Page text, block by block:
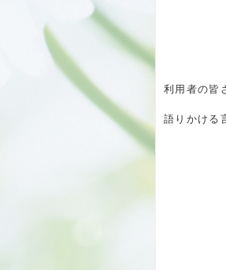
利用者の皆
語りかける